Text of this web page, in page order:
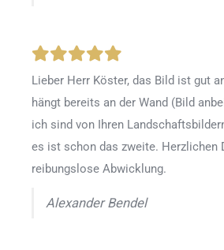
Lieber Herr Köster, das Bild ist gut
hängt bereits an der Wand (Bild
ich sind von Ihren
es ist schon das zweite. Herzlichen
reibungslose Abwicklung.
Alexander Bendel